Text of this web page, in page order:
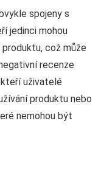
spojeny s
jedinci mohou
což může
recenze
uživatelé
produktu nebo
nemohou být